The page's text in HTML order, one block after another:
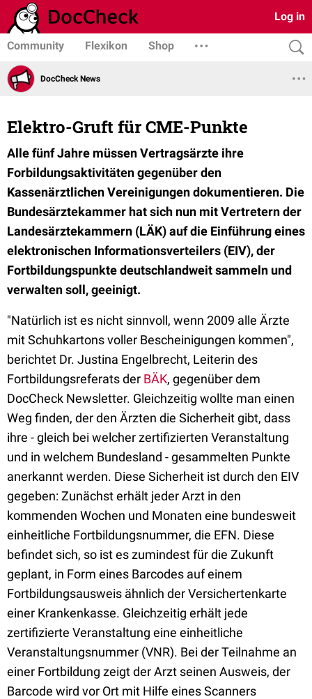
Log in
Community Flexikon Shop
DocCheck News
Elektro-Gruft für CME-Punkte
Alle fünf Jahre müssen Vertragsärzte ihre
Forbildungsaktivitäten gegenüber den
Kassenärztlichen Vereinigungen dokumentieren. Die
Bundesärztekammer hat sich nun mit Vertretern der
Landesärztekammern (LÄK) auf die Einführung eines
elektronischen Informationsverteilers (EIV), der
Fortbildungspunkte deutschlandweit sammeln und
verwalten soll, geeinigt.
"Natürlich ist es nicht sinnvoll, wenn 2009 alle Ärzte
mit Schuhkartons voller Bescheinigungen kommen",
berichtet Dr. Justina Engelbrecht, Leiterin des
Fortbildungsreferats der BÄK, gegenüber dem
DocCheck Newsletter. Gleichzeitig wollte man einen
Weg finden, der den Ärzten die Sicherheit gibt, dass
ihre - gleich bei welcher zertifizierten Veranstaltung
und in welchem Bundesland - gesammelten Punkte
anerkannt werden. Diese Sicherheit ist durch den EIV
gegeben: Zunächst erhält jeder Arzt in den
kommenden Wochen und Monaten eine bundesweit
einheitliche Fortbildungsnummer, die EFN. Diese
befindet sich, so ist es zumindest für die Zukunft
geplant, in Form eines Barcodes auf einem
Fortbildungsausweis ähnlich der Versichertenkarte
einer Krankenkasse. Gleichzeitig erhält jede
zertifizierte Veranstaltung eine einheitliche
Veranstaltungsnummer (VNR). Bei der Teilnahme an
einer Fortbildung zeigt der Arzt seinen Ausweis, der
Barcode wird vor Ort mit Hilfe eines Scanners